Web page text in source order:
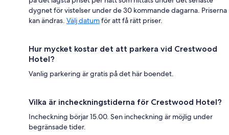
dygnet för vistelser under de 30 kommande dagarna. Priserna
kan ändras. Välj datumför att få rätt priser.
Hur mycket kostar det att parkera vid Crestwood
Hotel?
Vanlig parkering är gratis på det här boendet.
Vilka är incheckningstiderna för Crestwood Hotel?
Incheckning börjar 15.00. Sen incheckning är möjlig under
begränsade tider.